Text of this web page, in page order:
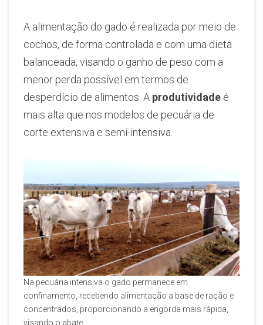
A alimentação do gado é realizada por meio de
cochos, de forma controlada e com uma dieta
balanceada, visando o ganho de peso com a
menor perda possível em termos de
desperdício de alimentos. A produtividade é
mais alta que nos modelos de pecuária de
corte extensiva e semi-intensiva.
Na pecuária intensiva o gado permanece em
confinamento, recebendo alimentação a base de ração e
concentrados, proporcionando a engorda mais rápida,
visando o abate.